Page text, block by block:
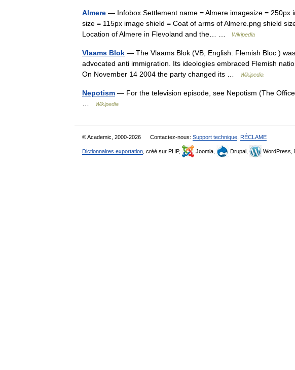
Almere — Infobox Settlement name = Almere imagesize = 250px
size = 115px image shield = Coat of arms of Almere.png shield
Location of Almere in Flevoland and the… …
Wikipedia
Vlaams Blok — The Vlaams Blok (VB, English: Flemish Bloc )
advocated anti immigration. Its ideologies embraced Flemish
On November 14 2004 the party changed its …
Wikipedia
Nepotism — For the television episode, see Nepotism (The
Wikipedia
© Academic, 2000-2026 Contactez-nous: Support technique RÉCLAME
Dictionnaires exportation , créé sur PHP, Joomla, Drupal, WordPress,